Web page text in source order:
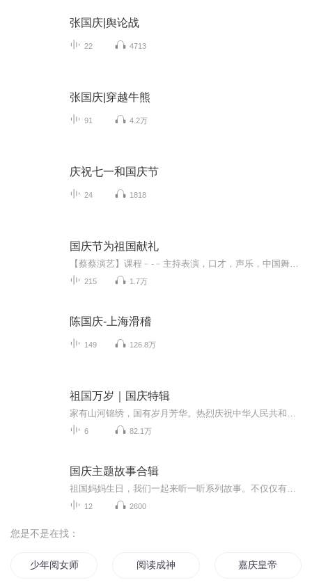
张国庆|舆论战
22 4713
张国庆|穿越牛熊
91 4.2万
庆祝七一和国庆节
24 1818
国庆节为祖国献礼
215 1.7万
陈国庆-上海滑稽
149 126.8万
祖国万岁｜国庆特辑
6 82.1万
国庆主题故事合辑
12 2600
您是不是在找：
少年阅女师物录 阅读成神 嘉庆皇帝